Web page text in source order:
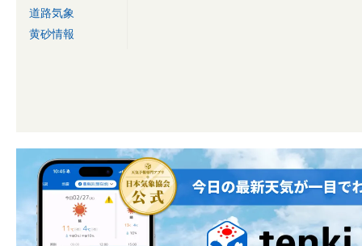
道路気象
黄砂情報